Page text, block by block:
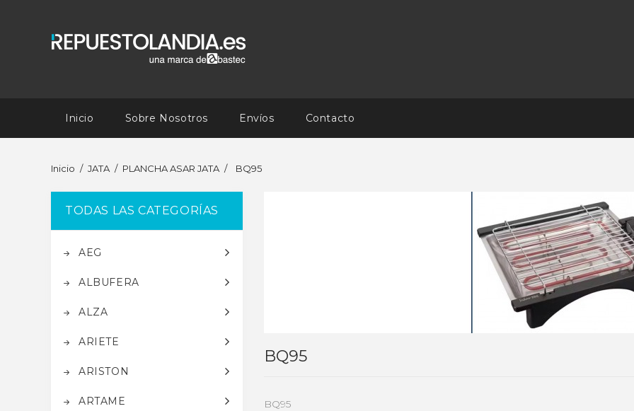
Inicio Sobre Nosotros Envíos Contacto
Inicio JATA PLANCHA ASAR JATA BQ95
TODAS LAS CATEGORÍAS
AEG
ALBUFERA
ALZA
ARIETE
ARISTON
ARTAME
BQ95
BQ95